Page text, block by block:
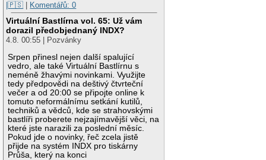
|🇵🇸
Komentářů: 0
Virtuální Bastlírna vol. 65: Už vám
dorazil předobjednaný INDX?
4.8. 00:55 | Pozvánky
Srpen přinesl nejen další spalující
vedro, ale také Virtuální Bastlírnu s
neméně žhavými novinkami. Využijte
tedy předpovědi na deštivý čtvrteční
večer a od 20:00 se připojte online k
tomuto neformálnímu setkání kutilů,
techniků a vědců, kde se strahovskými
bastlíři proberete nejzajímavější věci, na
které jste narazili za poslední měsíc.
Pokud jde o novinky, řeč zcela jistě
přijde na systém INDX pro tiskárny
Průša, který na konci